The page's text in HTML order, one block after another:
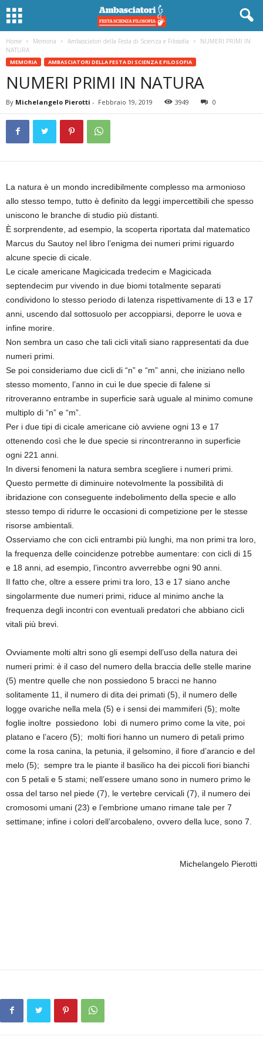
Home Memoria Ambasciatori della Festa di Scienza e Filosofia
NUMERI PRIMI IN
NATURA
MEMORIA AMBASCIATORI DELLA FESTA DI SCIENZA E FILOSOFIA
NUMERI PRIMI IN NATURA
By Michelangelo Pierotti - Febbraio 19, 2019 3949 0
La natura è un mondo incredibilmente complesso ma armonioso
allo stesso tempo, tutto è definito da leggi impercettibili che spesso
uniscono le branche di studio più distanti.
È sorprendente, ad esempio, la scoperta riportata dal matematico
Marcus du Sautoy nel libro l’enigma dei numeri primi riguardo
alcune specie di cicale.
Le cicale americane Magicicada tredecim e Magicicada
septendecim pur vivendo in due biomi totalmente separati
condividono lo stesso periodo di latenza rispettivamente di 13 e 17
anni, uscendo dal sottosuolo per accoppiarsi, deporre le uova e
infine morire.
Non sembra un caso che tali cicli vitali siano rappresentati da due
numeri primi.
Se poi consideriamo due cicli di “n” e “m” anni, che iniziano nello
stesso momento, l’anno in cui le due specie di falene si
ritroveranno entrambe in superficie sarà uguale al minimo comune
multiplo di “n” e “m”.
Per i due tipi di cicale americane ciò avviene ogni 13 e 17
ottenendo così che le due specie si rincontreranno in superficie
ogni 221 anni.
In diversi fenomeni la natura sembra scegliere i numeri primi.
Questo permette di diminuire notevolmente la possibilità di
ibridazione con conseguente indebolimento della specie e allo
stesso tempo di ridurre le occasioni di competizione per le stesse
risorse ambientali.
Osserviamo che con cicli entrambi più lunghi, ma non primi tra loro,
la frequenza delle coincidenze potrebbe aumentare: con cicli di 15
e 18 anni, ad esempio, l’incontro avverrebbe ogni 90 anni.
Il fatto che, oltre a essere primi tra loro, 13 e 17 siano anche
singolarmente due numeri primi, riduce al minimo anche la
frequenza degli incontri con eventuali predatori che abbiano cicli
vitali più brevi.
Ovviamente molti altri sono gli esempi dell’uso della natura dei
numeri primi: è il caso del numero della braccia delle stelle marine
(5) mentre quelle che non possiedono 5 bracci ne hanno
solitamente 11, il numero di dita dei primati (5), il numero delle
logge ovariche nella mela (5) e i sensi dei mammiferi (5); molte
foglie inoltre possiedono lobi di numero primo come la vite, poi
platano e l’acero (5); molti fiori hanno un numero di petali primo
come la rosa canina, la petunia, il gelsomino, il fiore d’arancio e del
melo (5); sempre tra le piante il basilico ha dei piccoli fiori bianchi
con 5 petali e 5 stami; nell’essere umano sono in numero primo le
ossa del tarso nel piede (7), le vertebre cervicali (7), il numero dei
cromosomi umani (23) e l’embrione umano rimane tale per 7
settimane; infine i colori dell’arcobaleno, ovvero della luce, sono 7.
Michelangelo Pierotti